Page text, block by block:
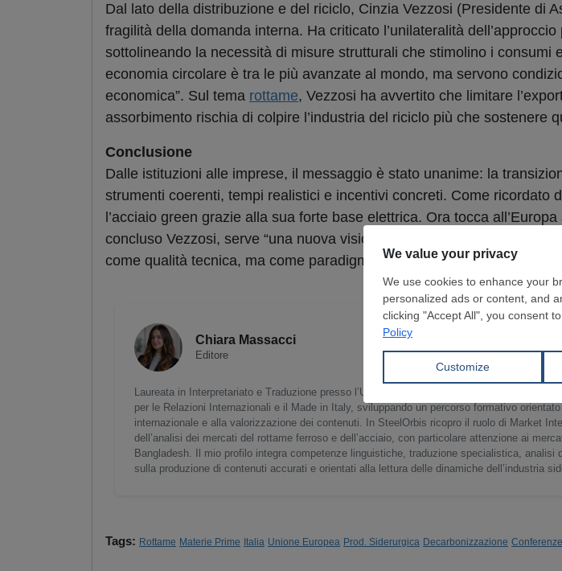
Dal lato della distribuzione e del riciclo, Cinzia Vezzosi (Presidente di
fragilità della domanda interna. Ha criticato l’unilateralità
sottolineando la necessità di misure strutturali che stimolino i consumi
economia circolare è tra le più avanzate al mondo, ma servono
economica”. Sul tema rottame, Vezzosi ha avvertito che limitare
assorbimento rischia di colpire l’industria del riciclo più che sostenere
Conclusione
Dalle istituzioni alle imprese, il messaggio è stato unanime: la
strumenti coerenti, tempi realistici e incentivi concreti. Come ricordato
l’acciaio green grazie alla sua forte base elettrica. Ora tocca
concluso Vezzosi, serve “una nuova visione industriale” capace di
come qualità tecnica, ma come paradigma per una filiera integrata e
Chiara Massacci
Editore
Laureata in Interpretariato e Traduzione presso l’Università degli Studi Internazionali di
per le Relazioni Internazionali e il Made in Italy, sviluppando un percorso formativo
internazionale e alla valorizzazione dei contenuti. In SteelOrbis ricopro il ruolo di Market
dell’analisi dei mercati del rottame ferroso e dell’acciaio, con particolare attenzione ai
Bangladesh. Il mio profilo integra competenze linguistiche, traduzione specialistica,
sulla produzione di contenuti accurati e orientati alla lettura delle dinamiche dell’industria
Tags: Rottame Materie Prime Italia Unione Europea Prod. Siderurgica Decarbonizzazione Conferenze